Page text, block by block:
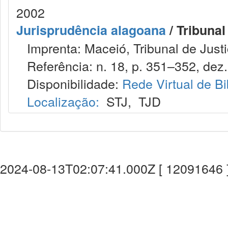
2002
Jurisprudência alagoana/
Imprenta: Maceió, Tribunal de
Referência: n. 18, p. 351–352,
Disponibilidade: Rede Virtual de
Localização: STJ, TJD
2024-08-13T02:07:41.000Z [ 12091646